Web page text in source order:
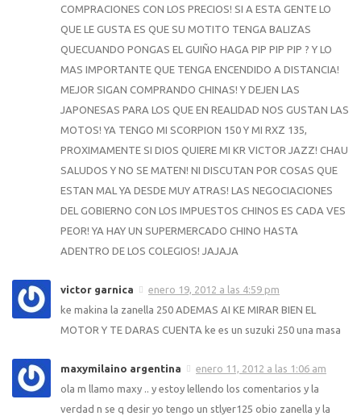
COMPRACIONES CON LOS PRECIOS! SI A ESTA GENTE LO
QUE LE GUSTA ES QUE SU MOTITO TENGA BALIZAS
QUECUANDO PONGAS EL GUIÑO HAGA PIP PIP PIP ? Y LO
MAS IMPORTANTE QUE TENGA ENCENDIDO A DISTANCIA!
MEJOR SIGAN COMPRANDO CHINAS! Y DEJEN LAS
JAPONESAS PARA LOS QUE EN REALIDAD NOS GUSTAN LAS
MOTOS! YA TENGO MI SCORPION 150 Y MI RXZ 135,
PROXIMAMENTE SI DIOS QUIERE MI KR VICTOR JAZZ! CHAU
SALUDOS Y NO SE MATEN! NI DISCUTAN POR COSAS QUE
ESTAN MAL YA DESDE MUY ATRAS! LAS NEGOCIACIONES
DEL GOBIERNO CON LOS IMPUESTOS CHINOS ES CADA VES
PEOR! YA HAY UN SUPERMERCADO CHINO HASTA
ADENTRO DE LOS COLEGIOS! JAJAJA
victor garnica
enero 19, 2012 a las 4:59 pm
ke makina la zanella 250 ADEMAS AI KE MIRAR BIEN EL
MOTOR Y TE DARAS CUENTA ke es un suzuki 250 una masa
maxymilaino argentina
enero 11, 2012 a las 1:06 am
ola m llamo maxy .. y estoy lellendo los comentarios y la
verdad n se q desir yo tengo un stlyer125 obio zanella y la